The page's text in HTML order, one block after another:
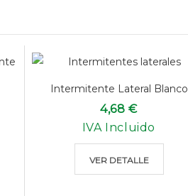
Intermitente Lateral Blanco
4,68 €
IVA Incluido
VER DETALLE